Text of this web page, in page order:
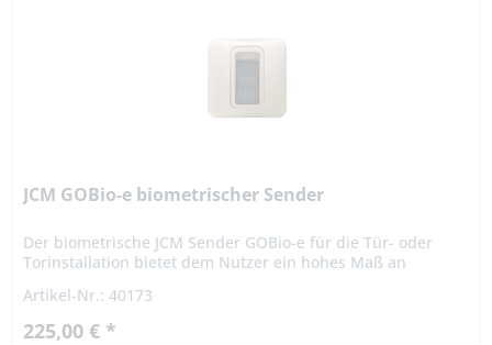
JCM GOBio-e biometrischer Sender
Der biometrische JCM Sender GOBio-e für die Tür- oder
Torinstallation bietet dem Nutzer ein hohes Maß an
können Sie ganz...
Artikel-Nr.: 40173
225,00 € *